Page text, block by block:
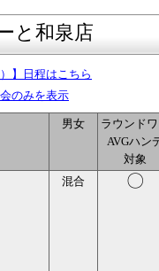
と和泉店
】日程はこちら
のみを表示
男女
ラウンド
AVGハン
対象
混合 〇